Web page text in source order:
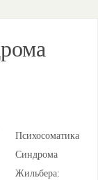
Психосоматика
Синдрома
Жильбера: